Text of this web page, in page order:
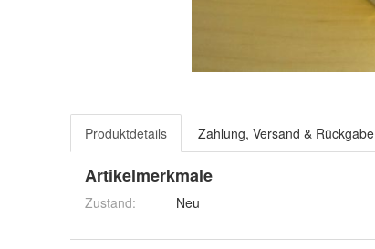
Produktdetails Zahlung, Versand & Rückgabe
Artikelmerkmale
Zustand: Neu